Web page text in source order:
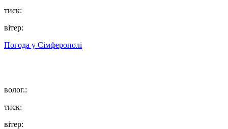
тиск:
вітер:
Погода у Сімферополі
волог.:
тиск:
вітер: